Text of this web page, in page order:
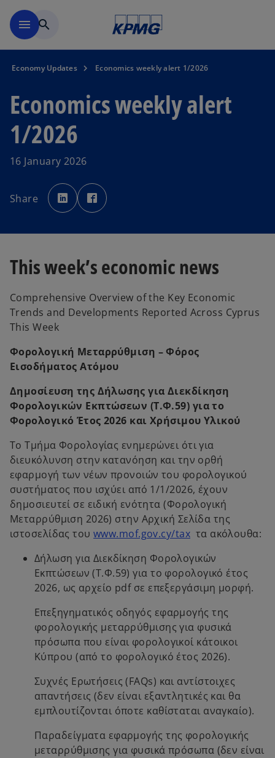
menu search
Economy Updates Economics weekly alert 1/2026
Economics weekly alert
1/2026
16 January 2026
Share
o
p
e
n
w
t
a
p
e
t
a
This week’s economic news
Comprehensive Overview of the Key Economic
Trends and Developments Reported Across Cyprus
This Week
Φορολογική Μεταρρύθμιση – Φόρος
Εισοδήματος Ατόμου
Δημοσίευση της Δήλωσης για Διεκδίκηση
Φορολογικών Εκπτώσεων (Τ.Φ.59) για το
Φορολογικό Έτος 2026 και Χρήσιμου Υλικού
Το Τμήμα Φορολογίας ενημερώνει ότι για
διευκόλυνση στην κατανόηση και την ορθή
εφαρμογή των νέων προνοιών του φορολογικού
συστήματος που ισχύει από 1/1/2026, έχουν
δημοσιευτεί σε ειδική ενότητα (Φορολογική
Μεταρρύθμιση 2026) στην Αρχική Σελίδα της
ιστοσελίδας τουwww.mof.gov.cy/taxo
e
n
s
n
a
w
t
a
τα ακόλουθα:
Δήλωση για Διεκδίκηση Φορολογικών
Εκπτώσεων (Τ.Φ.59) για το φορολογικό έτος
2026, ως αρχείο pdf σε επεξεργάσιμη μορφή.
Επεξηγηματικός οδηγός εφαρμογής της
φορολογικής μεταρρύθμισης για φυσικά
πρόσωπα που είναι φορολογικοί κάτοικοι
Κύπρου (από το φορολογικό έτος 2026).
Συχνές Ερωτήσεις (FAQs) και αντίστοιχες
απαντήσεις (δεν είναι εξαντλητικές και θα
εμπλουτίζονται όποτε καθίσταται αναγκαίο).
Παραδείγματα εφαρμογής της φορολογικής
μεταρρύθμισης για φυσικά πρόσωπα (δεν είναι